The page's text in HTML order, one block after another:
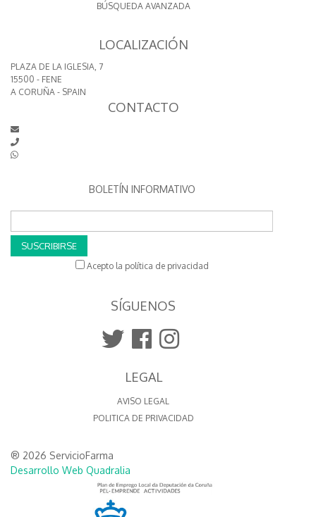
BÚSQUEDA AVANZADA
LOCALIZACIÓN
PLAZA DE LA IGLESIA, 7
15500 - FENE
A CORUÑA - SPAIN
CONTACTO
BOLETÍN INFORMATIVO
SUSCRIBIRSE
Acepto la política de privacidad
SÍGUENOS
LEGAL
AVISO LEGAL
POLITICA DE PRIVACIDAD
® 2026 ServicioFarma
Desarrollo Web Quadralia